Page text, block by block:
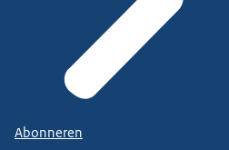
Abonneren